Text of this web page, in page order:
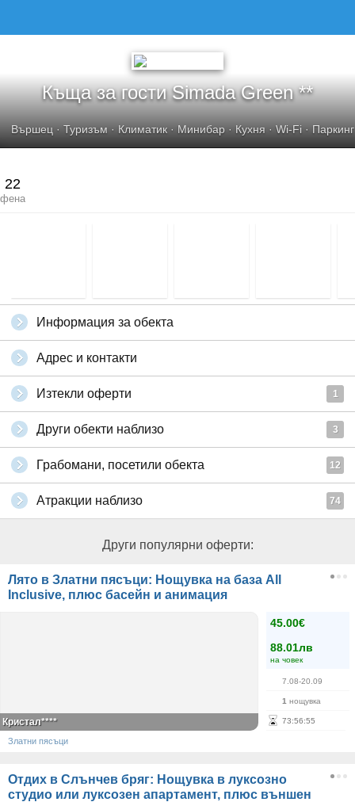
Къща за гости Simada Green **
Вършец · Туризъм · Климатик · Минибар · Кухня · Wi-Fi· Паркинг
22
фена
Информация за обекта
Адрес и контакти
Изтекли оферти 1
Други обекти наблизо 3
Грабомани, посетили обекта 12
Атракции наблизо 74
Други популярни оферти:
Лято в Златни пясъци: Нощувка на база All
Inclusive, плюс басейн и анимация
45.00€
88.01лв
на човек
7.08-20.09
1 нощувка
73:56:55
Кристал****
Златни пясъци
Отдих в Слънчев бряг: Нощувка в луксозно
студио или луксозен апартамент, плюс външен